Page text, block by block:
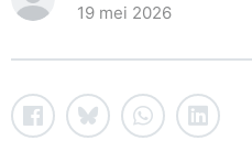
19 mei 2026